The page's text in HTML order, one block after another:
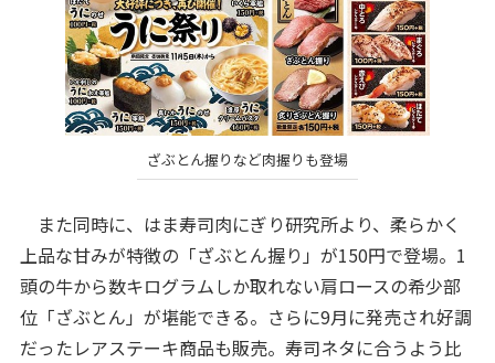
ざぶとん握りなど肉握りも登場
また同時に、はま寿司肉にぎり研究所より、柔らかく
上品な甘みが特徴の「ざぶとん握り」が150円で登場。1
頭の牛から数キログラムしか取れない肩ロースの希少部
位「ざぶとん」が堪能できる。さらに9月に発売され好調
だったレアステーキ商品も販売。寿司ネタに合うよう比